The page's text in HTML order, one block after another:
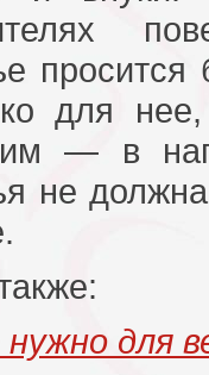
просится
для
— в
не
для